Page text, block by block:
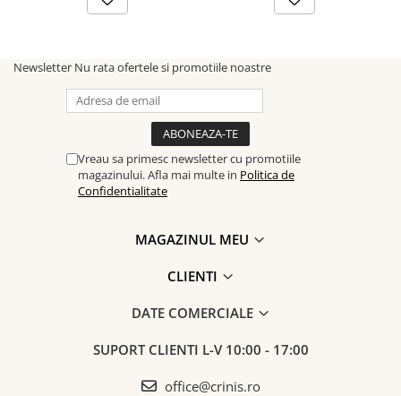
Newsletter Nu rata ofertele si promotiile noastre
Vreau sa primesc newsletter cu promotiile
magazinului. Afla mai multe in Politica de
Confidentialitate
MAGAZINUL MEU
CLIENTI
DATE COMERCIALE
SUPORT CLIENTI L-V 10:00 - 17:00
office@crinis.ro